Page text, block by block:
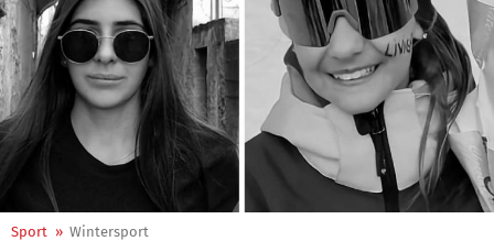
Sport » Wintersport